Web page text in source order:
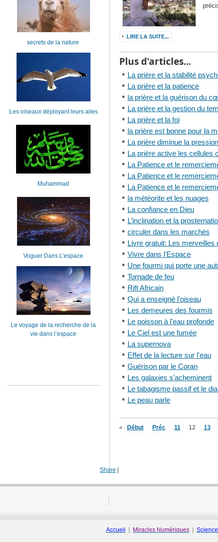
LIRE LA SUITE...
Plus d'articles...
La prière et la stabilité
La prière et la patience
la prière et la guérison du
La prière et la gestion du
La prière et la foi
la prière est bonne pour la
La prière diminue la
La prière active les cellules
La Patience et le
La Patience et le
La Patience et le
la météorite et les nuages
La confiance en Dieu
L’inclination et la
circuler dans les marchés
Livre gratuit: Les merveilles
Vivre dans l'Espace
Une fourmi qui porte une
Tornade de feu
Rift Africain
Qui a enseigné l'oiseau
Les demeures des fourmis
Le poisson à l'eau profonde
Le Ciel est une fumée
La supernova
Effet de la lecture sur l'eau
Guérison par le Coran
Les galaxies s'acheminent
Le tabagisme passif et le
Le peau parle
« Début Préc 11 12 13
Share
secrets de la nature
Les oiseaux déployant leurs ailes
Muhammad
Voguer Dans L’espace
Le voyage de la recherche de la
vie dans l’espace
Accueil Miracles Numériques